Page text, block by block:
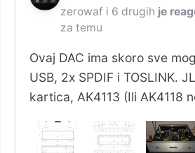
zerowaf i 6 drugih je
za temu
Ovaj DAC ima skoro sve
USB, 2x SPDIF i TOSLINK.
kartica, AK4113 (Ili AK4118